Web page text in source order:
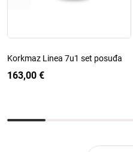
Korkmaz Linea 7u1 set posuđa
163,00 €